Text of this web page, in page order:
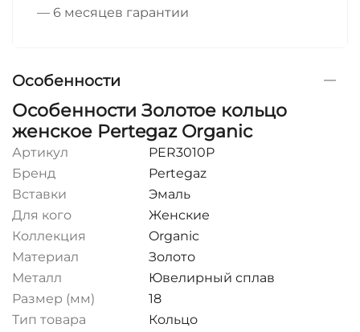
— 6 месяцев гарантии
Особенности
Особенности Золотое кольцо
женское Pertegaz Organic
Артикул
PER3010P
Бренд
Pertegaz
Вставки
Эмаль
Для кого
Женские
Коллекция
Organic
Материал
Золото
Металл
Ювелирный сплав
Размер (мм)
18
Тип товара
Кольцо